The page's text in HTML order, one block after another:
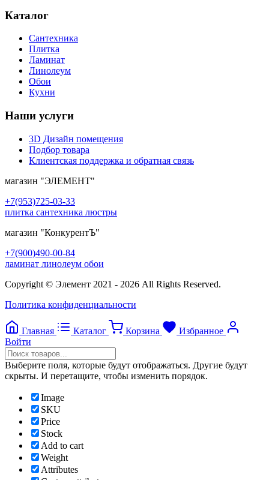
Каталог
Сантехника
Плитка
Ламинат
Линолеум
Обои
Кухни
Наши услуги
3D Дизайн помещения
Подбор товара
Клиентская поддержка и обратная связь
магазин "ЭЛЕМЕНТ"
+7(953)725-03-33
плитка сантехника люстры
магазин "КонкурентЪ"
+7(900)490-00-84
ламинат линолеум обои
Copyright © Элемент 2021 - 2026 All Rights Reserved.
Политика конфиденциальности
Главная Каталог Корзина
Избранное
Войти
Выберите поля, которые будут отображаться. Другие будут
скрыты. И перетащите, чтобы изменить порядок.
Image
SKU
Price
Stock
Add to cart
Weight
Attributes